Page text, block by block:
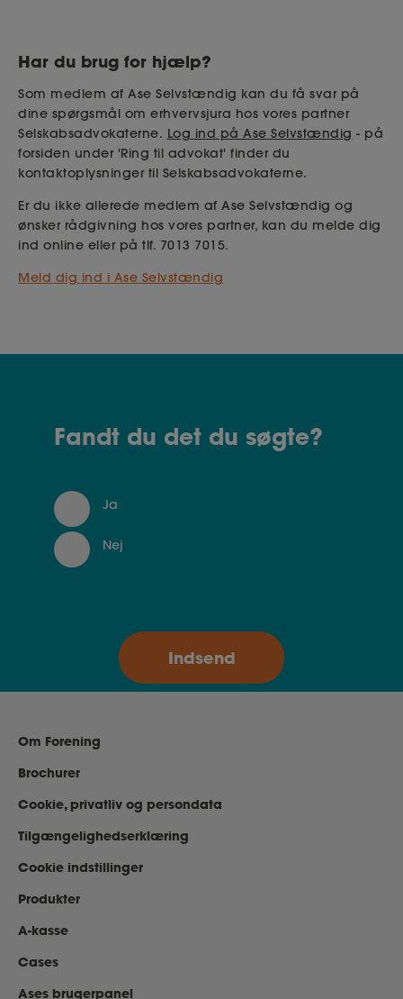
Har du brug for hjælp?
Som medlem af Ase Selvstændig kan du få svar på
dine spørgsmål om erhvervsjura hos vores partner
Selskabsadvokaterne. Log ind på Ase Selvstændig - på
forsiden under 'Ring til advokat' finder du
kontaktoplysninger til Selskabsadvokaterne.
Er du ikke allerede medlem af Ase Selvstændig og
ønsker rådgivning hos vores partner, kan du melde dig
ind online eller på tlf. 7013 7015.
Meld dig ind i Ase Selvstændig
Fandt du det du søgte?
Ja
Nej
Om Forening
Brochurer
Cookie, privatliv og persondata
Tilgængelighedserklæring
Cookie indstillinger
Produkter
A-kasse
Cases
Ases brugerpanel